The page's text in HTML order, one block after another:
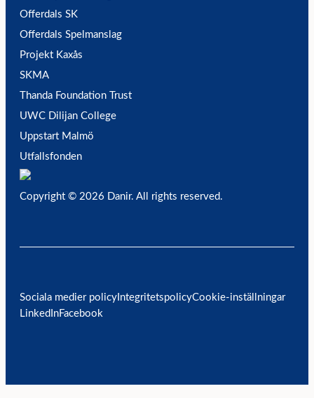
Offerdals SK
Offerdals Spelmanslag
Projekt Kaxås
SKMA
Thanda Foundation Trust
UWC Dilijan College
Uppstart Malmö
Utfallsfonden
Copyright © 2026 Danir. All rights reserved.
Sociala medier policy IntegritetspolicyCookie-inställningar
LinkedInFacebook